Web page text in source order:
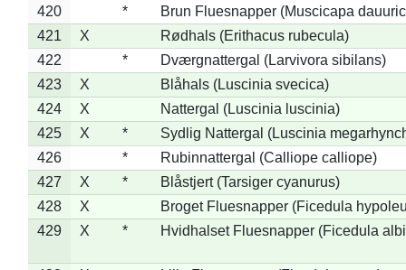
420
*
Brun Fluesnapper (Muscicapa
421
X
Rødhals (Erithacus rubecula)
422
*
Dværgnattergal (Larvivora sibilans)
423
X
Blåhals (Luscinia svecica)
424
X
Nattergal (Luscinia luscinia)
425
X *
Sydlig Nattergal (Luscinia
426
*
Rubinnattergal (Calliope calliope)
427
X *
Blåstjert (Tarsiger cyanurus)
428
X
Broget Fluesnapper (Ficedula
429
X * Hvidhalset Fluesnapper (Ficedula